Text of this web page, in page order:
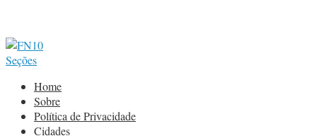
Seções
Home
Sobre
Política de Privacidade
Cidades